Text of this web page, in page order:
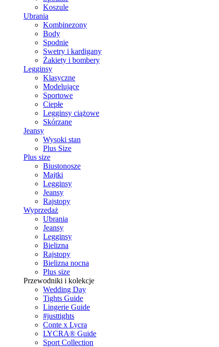
Koszule
Ubrania
Kombinezony
Body
Spodnie
Swetry i kardigany
Żakiety i bombery
Legginsy
Klasyczne
Modelujące
Sportowe
Ciepłe
Legginsy ciążowe
Skórzane
Jeansy
Wysoki stan
Plus Size
Plus size
Biustonosze
Majtki
Legginsy
Jeansy
Rajstopy
Wyprzedaż
Ubrania
Jeansy
Legginsy
Bielizna
Rajstopy
Bielizna nocna
Plus size
Przewodniki i kolekcje
Wedding Day
Tights Guide
Lingerie Guide
#justtights
Conte x Lycra
LYCRA® Guide
Sport Сollection